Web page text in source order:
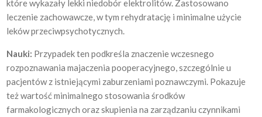
które wykazały lekki niedobór elektrolitów. Zastosowano
leczenie zachowawcze, w tym rehydratację i minimalne użycie
leków przeciwpsychotycznych.
Nauki: Przypadek ten podkreśla znaczenie wczesnego
rozpoznawania majaczenia pooperacyjnego, szczególnie u
pacjentów z istniejącymi zaburzeniami poznawczymi. Pokazuje
też wartość minimalnego stosowania środków
farmakologicznych oraz skupienia na zarządzaniu czynnikami